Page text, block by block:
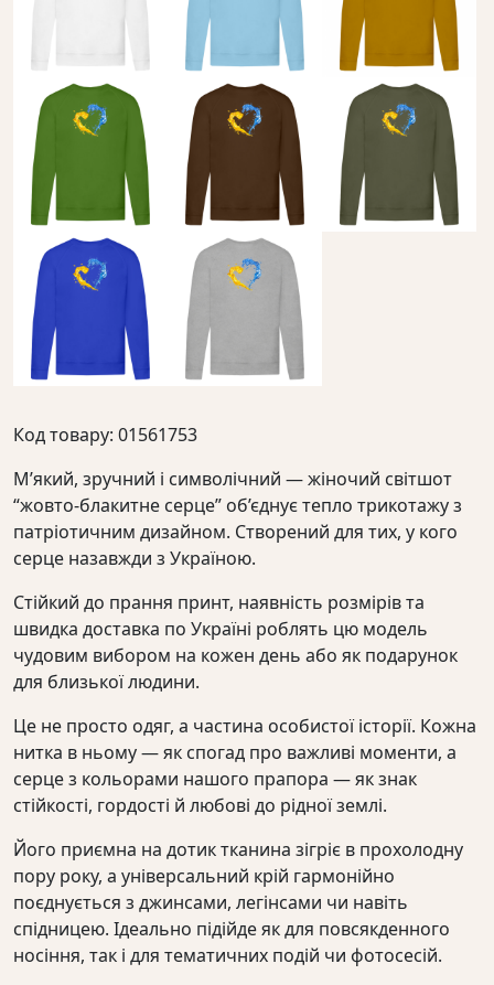
Код товару: 01561753
М’який, зручний і символічний — жіночий світшот
“жовто-блакитне серце” об’єднує тепло трикотажу з
патріотичним дизайном. Створений для тих, у кого
серце назавжди з Україною.
Стійкий до прання принт, наявність розмірів та
швидка доставка по Україні роблять цю модель
чудовим вибором на кожен день або як подарунок
для близької людини.
Це не просто одяг, а частина особистої історії. Кожна
нитка в ньому — як спогад про важливі моменти, а
серце з кольорами нашого прапора — як знак
стійкості, гордості й любові до рідної землі.
Його приємна на дотик тканина зігріє в прохолодну
пору року, а універсальний крій гармонійно
поєднується з джинсами, легінсами чи навіть
спідницею. Ідеально підійде як для повсякденного
носіння, так і для тематичних подій чи фотосесій.